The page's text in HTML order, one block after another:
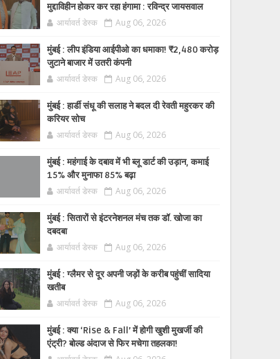
मुद्दाविहीन होकर कर रहा हंगामा : रविन्द्र जायसवाल
आर्यावर्त डेस्क Aug 06, 2026
मुंबई : लीप इंडिया आईपीओ का धमाका! ₹2,480 करोड़
जुटाने बाजार में उतरी कंपनी
आर्यावर्त डेस्क Aug 06, 2026
मुंबई : हार्डी संधू की सलाह ने बदल दी रेवती महुरकर की
करियर सोच
आर्यावर्त डेस्क Aug 06, 2026
मुंबई : महंगाई के दबाव में भी ब्लू डार्ट की उड़ान, कमाई
15% और मुनाफा 85% बढ़ा
आर्यावर्त डेस्क Aug 06, 2026
मुंबई : सितारों से इंटरनेशनल मंच तक डॉ. खोजा का
दबदबा
आर्यावर्त डेस्क Aug 06, 2026
मुंबई : ग्लैमर से दूर अपनी जड़ों के करीब पहुंचीं सादिया
खतीब
आर्यावर्त डेस्क Aug 06, 2026
मुंबई : क्या ‘Rise & Fall’ में होगी खुशी मुखर्जी की
एंट्री? बोल्ड अंदाज से फिर मचेगा तहलका!